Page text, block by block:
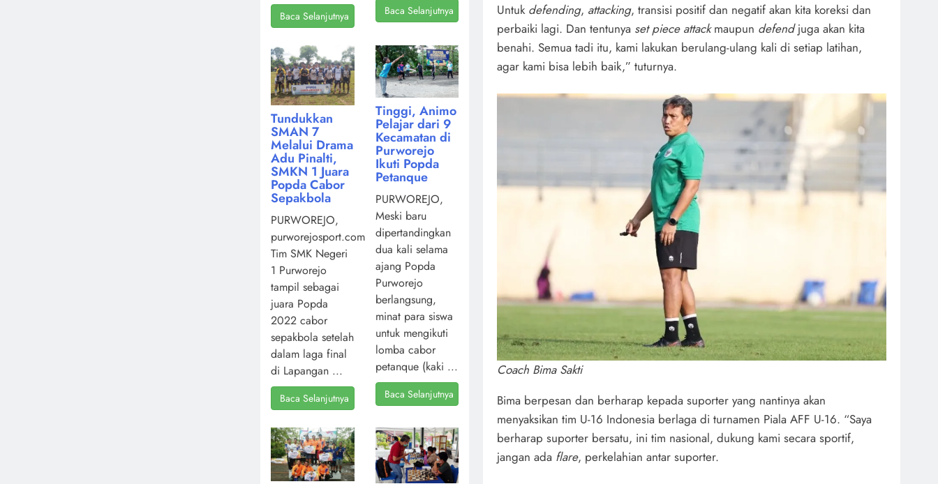
Untuk defending, attacking, transisi positif dan negatif akan kita koreksi dan
perbaiki lagi. Dan tentunya set piece attackmaupun defendjuga akan kita
benahi. Semua tadi itu, kami lakukan berulang-ulang kali di setiap latihan,
agar kami bisa lebih baik,” tuturnya.
Coach Bima Sakti
Bima berpesan dan berharap kepada suporter yang nantinya akan
menyaksikan tim U-16 Indonesia berlaga di turnamen Piala AFF U-16. “Saya
berharap suporter bersatu, ini tim nasional, dukung kami secara sportif,
jangan ada flare, perkelahian antar suporter.
Baca Selanjutnya Baca Selanjutnya
Tundukkan
SMAN 7
Melalui Drama
Adu Pinalti,
SMKN 1 Juara
Popda Cabor
Sepakbola
PURWOREJO,
purworejosport.com,
Tim SMK Negeri
1 Purworejo
tampil sebagai
juara Popda
2022 cabor
sepakbola setelah
dalam laga final
di Lapangan ...
Baca Selanjutnya
Tinggi, Animo
Pelajar dari 9
Kecamatan di
Purworejo
Ikuti Popda
Petanque
PURWOREJO,
Meski baru
dipertandingkan
dua kali selama
ajang Popda
Purworejo
berlangsung,
minat para siswa
untuk mengikuti
lomba cabor
petanque (kaki ...
Baca Selanjutnya